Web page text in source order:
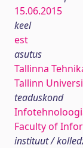
15.06.2015
keel
est
asutus
Tallinna
Tallinn
teaduskond
Faculty of
instituut /